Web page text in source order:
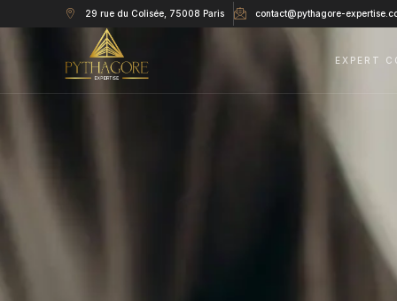
29 rue du Colisée, 75008 Paris contact@pythagore-
EXPERT